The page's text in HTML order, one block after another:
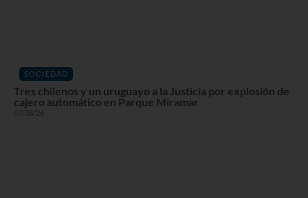
SOCIEDAD
Tres chilenos y un uruguayo a la Justicia por explosión de
cajero automático en Parque Miramar
07/08/26